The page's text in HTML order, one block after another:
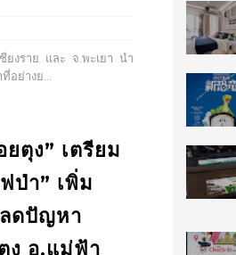
งราย และ จ.พะเยา นำ
ย่างย...
ตุง” เตรียม
ป่า” เพิ่ม
ดปัญหา
ง อ.แม่ฟ้า